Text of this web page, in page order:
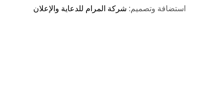
استضافة وتصميم: شركة المرام للدعاية والإعلان